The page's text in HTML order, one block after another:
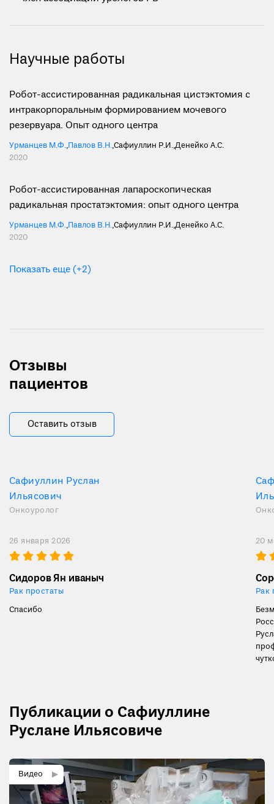
Научные работы
Робот-ассистированная радикальная цистэктомия с
интракорпоральным формированием мочевого
резервуара. Опыт одного центра
Урманцев М.Ф.,Павлов В.Н.,Сафиуллин Р.И.,Денейко А.С.
2020
Робот-ассистированная лапароскопическая
радикальная простатэктомия: опыт одного центра
Урманцев М.Ф.,Павлов В.Н.,Сафиуллин Р.И.,Денейко А.С.
2020
Показать еще (+2)
Отзывы
пациентов
Оставить отзыв
Сафиуллин Руслан
Ильясович
Онкоуролог
26 января 2026
Сидоров Ян иваныч
Рак простаты
Спасибо
20
Рак
России,
Публикации о Сафиуллине
Руслане Ильясовиче